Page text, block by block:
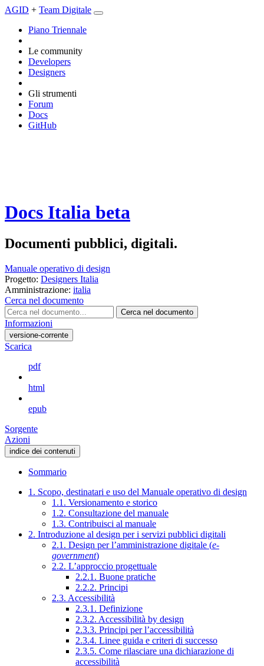
AGID + Team Digitale
Piano Triennale
Le community
Developers
Designers
Gli strumenti
Forum
Docs
GitHub
Docs Italia beta
Documenti pubblici, digitali.
Manuale operativo di design
Progetto: Designers Italia
Amministrazione: italia
Cerca nel documento
Cerca nel documento
Informazioni
versione-corrente
Scarica
pdf
html
epub
Sorgente
Azioni
indice dei contenuti
Sommario
1. Scopo, destinatari e uso del Manuale operativo di design
1.1. Versionamento e storico
1.2. Consultazione del manuale
1.3. Contribuisci al manuale
2. Introduzione al design per i servizi pubblici digitali
2.1. Design per l’amministrazione digitale (e-
government)
2.2. L’approccio progettuale
2.2.1. Buone pratiche
2.2.2. Principi
2.3. Accessibilità
2.3.1. Definizione
2.3.2. Accessibilità by design
2.3.3. Principi per l’accessibilità
2.3.4. Linee guida e criteri di successo
2.3.5. Come rilasciare una dichiarazione di
accessibilità